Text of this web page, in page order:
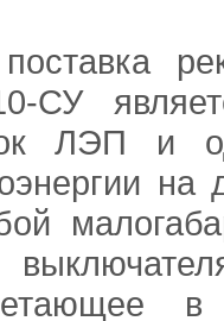
СУ
ЛЭП и
на
в